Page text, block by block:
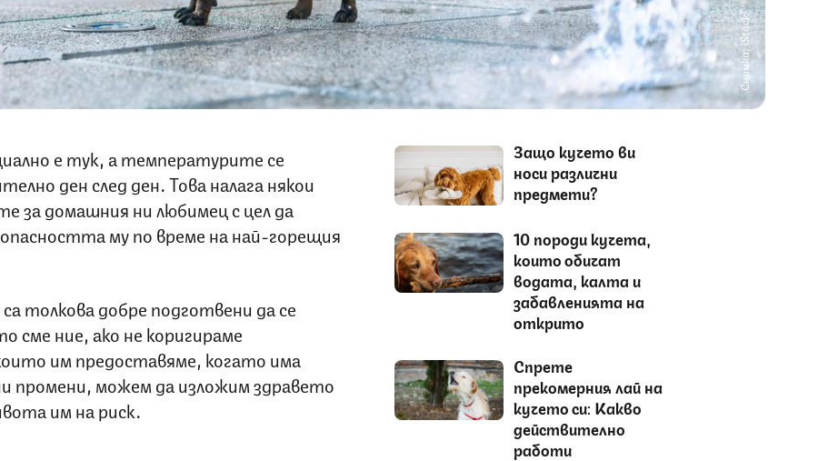
Снимка: iStock
е тук, а температурите се
ден след ден. Това налага някои
за домашния ни любимец с цел да
му по време на най-горещия
толкова добре подготвени да се
сме ние, ако не коригираме
им предоставяме, когато има
промени, можем да изложим здравето
им на риск.
Защо кучето ви
носи различни
предмети?
10 породи кучета,
които обичат
водата, калта и
забавленията на
открито
Спрете
прекомерния лай на
кучето си: Какво
действително
работи